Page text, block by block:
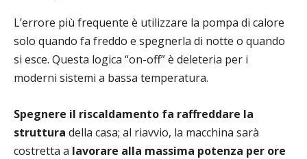
L’errore più frequente è utilizzare la pompa di calore
solo quando fa freddo e spegnerla di notte o quando
si esce. Questa logica “on-off” è deleteria per i
moderni sistemi a bassa temperatura.
Spegnere il riscaldamento fa raffreddare la
struttura della casa; al riavvio, la macchina sarà
costretta a lavorare alla massima potenza per ore